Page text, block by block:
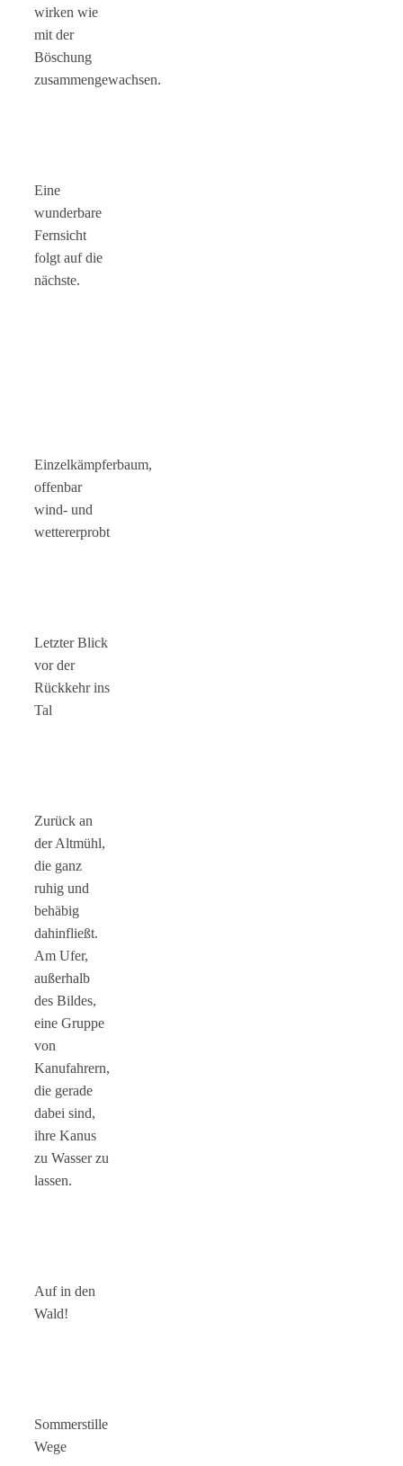
wirken wie
mit der
Böschung
zusammengewachsen.
Eine
wunderbare
Fernsicht
folgt auf die
nächste.
Einzelkämpferbaum,
offenbar
wind- und
wettererprobt
Letzter Blick
vor der
Rückkehr ins
Tal
Zurück an
der Altmühl,
die ganz
ruhig und
behäbig
dahinfließt.
Am Ufer,
außerhalb
des Bildes,
eine Gruppe
von
Kanufahrern,
die gerade
dabei sind,
ihre Kanus
zu Wasser zu
lassen.
Auf in den
Wald!
Sommerstille
Wege